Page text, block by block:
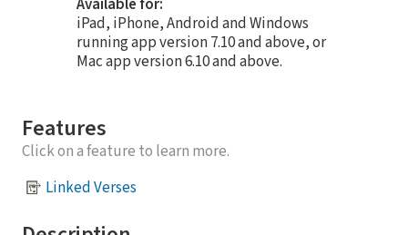
Available for:
iPad, iPhone, Android and Windows
running app version 7.10 and above, or
Mac app version 6.10 and above.
Features
Click on a feature to learn more.
Linked Verses